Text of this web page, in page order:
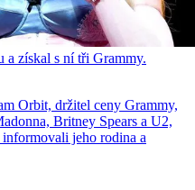
a získal s ní tři Grammy.
Orbit, držitel ceny Grammy,
Britney Spears a U2,
jeho rodina a